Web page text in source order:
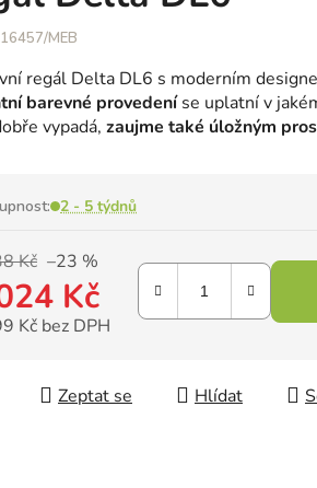
16457/MEB
regál Delta DL6 s moderním
barevné provedeníse uplatní v
vypadá, zaujme také úložným
2 - 5 týdnů
Kč –23 %
Kč
Kč bez DPH
Zeptat se Hlídat